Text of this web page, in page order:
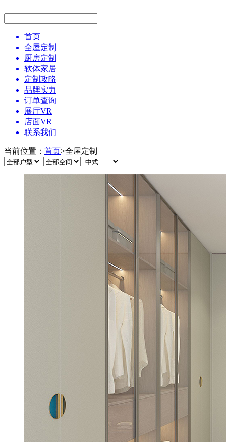
首页
全屋定制
厨房定制
软体家居
定制攻略
品牌实力
订单查询
展厅VR
店面VR
联系我们
当前位置： 首页>全屋定制